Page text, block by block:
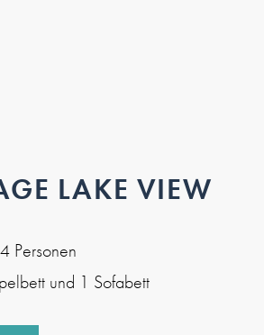
LAKE VIEW
Personen
und 1 Sofabett